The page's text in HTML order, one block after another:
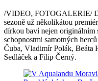
/VIDEO, FOTOGALERIE/
sezoně už několikátou
dírkou baví nejen originálním
schopnostmi samotných
Čuba, Vladimír Polák, Beáta
Sedláček a Filip Černý.